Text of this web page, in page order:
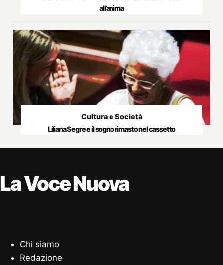
all’anima
Cultura e Società
Liliana Segre e il sogno rimasto nel cassetto
La Voce Nuova
Chi siamo
Redazione